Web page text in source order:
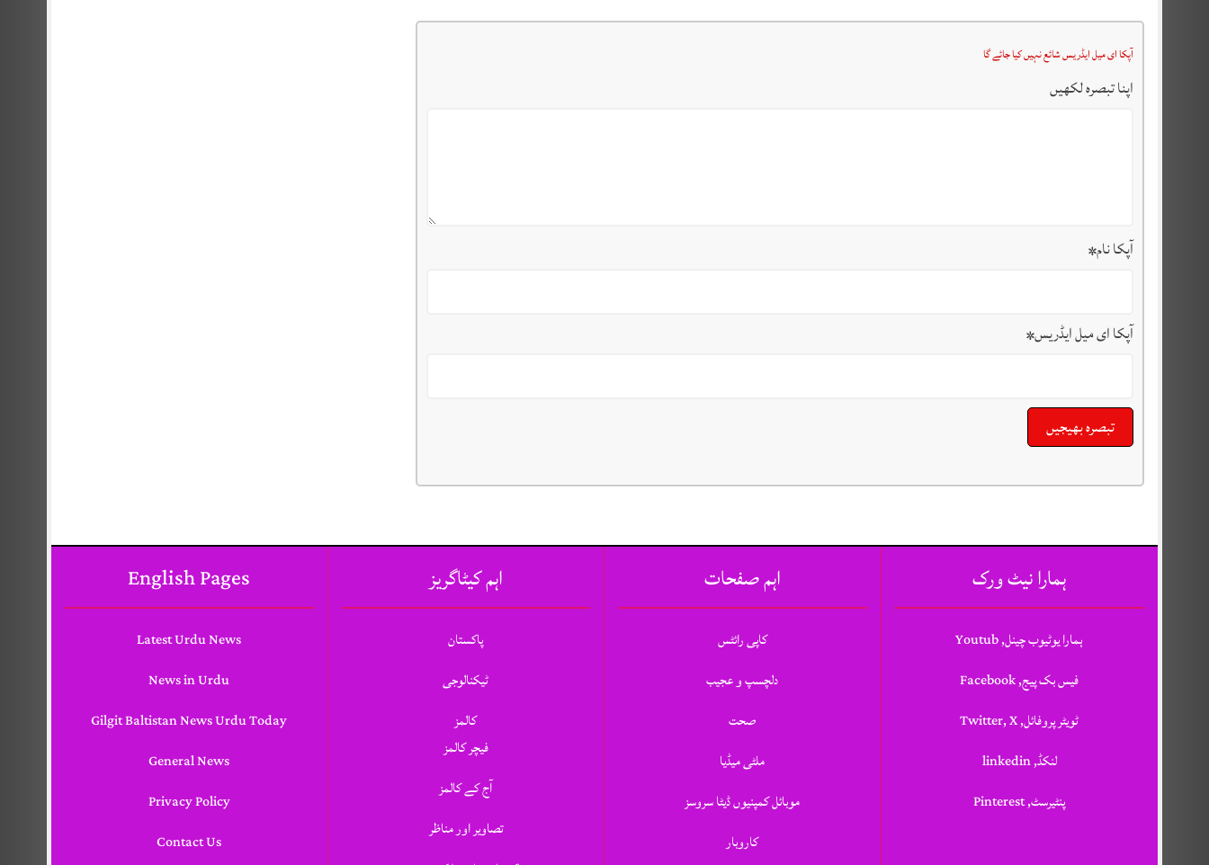
آپکا ای میل ایڈریس شائع نہیں کیا جائے گا
اپنا تبصرہ لکھیں
آپکا نام*
آپکا ای میل ایڈریس*
English Pages
Latest Urdu News
News in Urdu
Gilgit Baltistan News Urdu Today
General News
Privacy Policy
Contact Us
اہم کیٹاگریز
پاکستان
ٹیکنالوجی
کالمز
فیچر کالمز
آج کے کالمز
تصاویر اور مناظر
اہم صفحات
کاپی رائٹس
دلچسپ و عجیب
صحت
ملٹی میڈیا
موبائل کمپنیوں ڈیٹا سروسز
کاروبار
ہمارا نیٹ ورک
ہمارا یوٹیوب چینل, Youtub
فیس بک پیج, Facebook
ٹویٹر پروفائل, Twitter, X
لنکڈ, linkedin
پنٹیرسٹ, Pinterest